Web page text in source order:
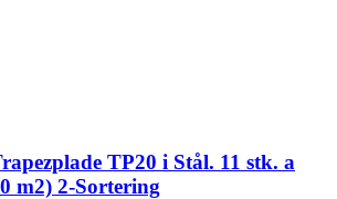
TP20 i Stål. 11 stk. a
m2) 2-Sortering